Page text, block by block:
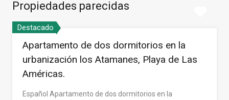
Propiedades parecidas
Destacado
Apartamento de dos dormitorios en la
urbanización los Atamanes, Playa de Las
Américas.
Español Apartamento de dos dormitorios en la